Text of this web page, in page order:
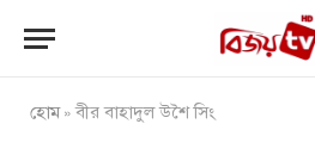
হোম»বীর বাহাদুল উশৈ সিং